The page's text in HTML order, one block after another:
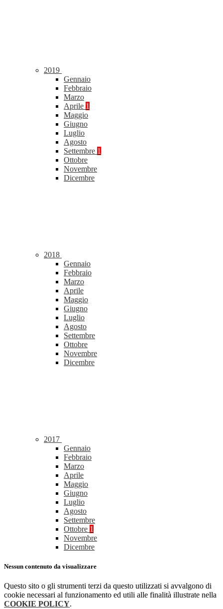
2019
Gennaio
Febbraio
Marzo
Aprile 1
Maggio
Giugno
Luglio
Agosto
Settembre 1
Ottobre
Novembre
Dicembre
2018
Gennaio
Febbraio
Marzo
Aprile
Maggio
Giugno
Luglio
Agosto
Settembre
Ottobre
Novembre
Dicembre
2017
Gennaio
Febbraio
Marzo
Aprile
Maggio
Giugno
Luglio
Agosto
Settembre
Ottobre 1
Novembre
Dicembre
Nessun contenuto da visualizzare
Questo sito o gli strumenti terzi da questo utilizzati si avvalgono di
cookie necessari al funzionamento ed utili alle finalità illustrate nella
COOKIE POLICY.